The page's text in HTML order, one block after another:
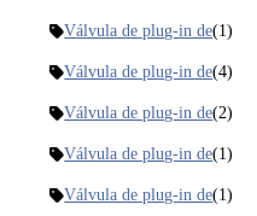
Válvula de plug-in de(1)
Válvula de plug-in de(4)
Válvula de plug-in de(2)
Válvula de plug-in de(1)
Válvula de plug-in de(1)